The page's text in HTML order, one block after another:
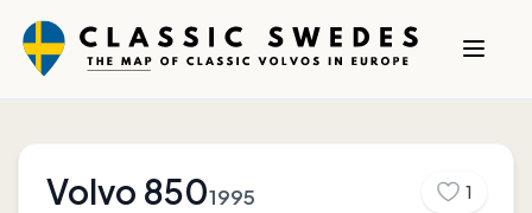
Volvo 8501995 1